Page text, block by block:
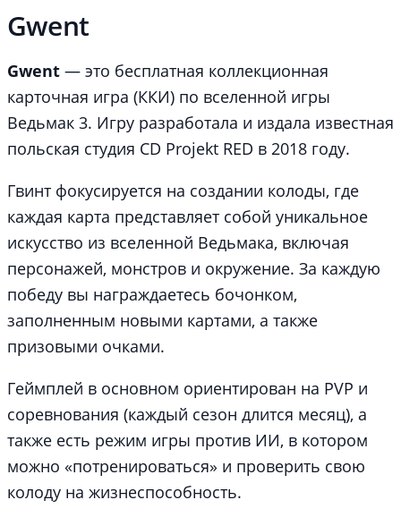
Gwent
Gwent — это бесплатная коллекционная
карточная игра (ККИ) по вселенной игры
Ведьмак 3. Игру разработала и издала известная
польская студия CD Projekt RED в 2018 году.
Гвинт фокусируется на создании колоды, где
каждая карта представляет собой уникальное
искусство из вселенной Ведьмака, включая
персонажей, монстров и окружение. За каждую
победу вы награждаетесь бочонком,
заполненным новыми картами, а также
призовыми очками.
Геймплей в основном ориентирован на PVP и
соревнования (каждый сезон длится месяц), а
также есть режим игры против ИИ, в котором
можно «потренироваться» и проверить свою
колоду на жизнеспособность.